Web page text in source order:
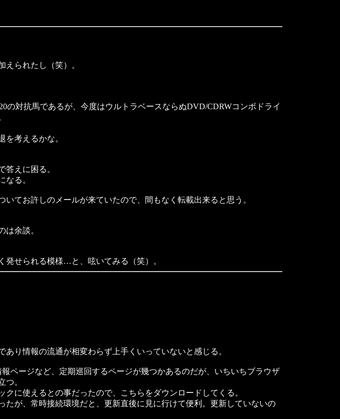
られたし（笑）。
対抗馬であるが、今度はウルトラベースならぬDVD/CDRWコンボドライ
考えるかな。
えに困る。
る。
てお許しのメールが来ていたので、間もなく転載出来ると思う。
余談。
せられる模様…と、呟いてみる（笑）。
り情報の流通が相変わらず上手くいっていないと感じる。
ページなど、定期巡回するページが幾つかあるのだが、いちいちブラウザ
つ。
クに使えるとの事だったので、こちらをダウンロードしてくる。
が、常時接続環境だと、更新直後に見に行けて便利。更新していないの